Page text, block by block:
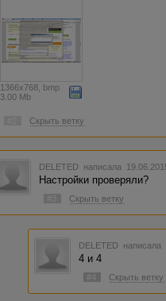
1366x768, bmp
3.00 Mb
Скрыть ветку
DELETED написала
Настройки проверяли?
Скрыть ветку
DELETED
4 и 4
#4 Скрыть ветку